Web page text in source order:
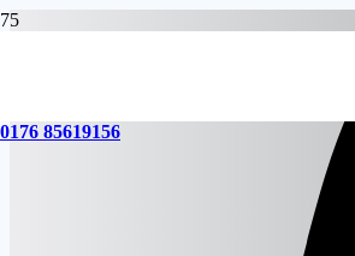
0176 85619156